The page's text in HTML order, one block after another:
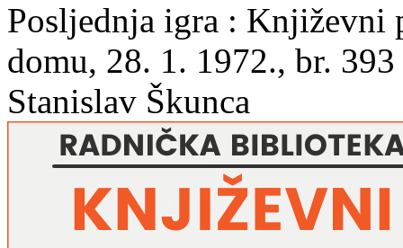
Posljednja igra : Književni
domu, 28. 1. 1972., br.
Stanislav Škunca